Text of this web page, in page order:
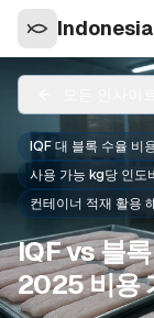
IQF 대 블록 수율 비
사용 가능 kg당 인도비
컨테이너 적재 활용
IQF vs 블
2025 비용